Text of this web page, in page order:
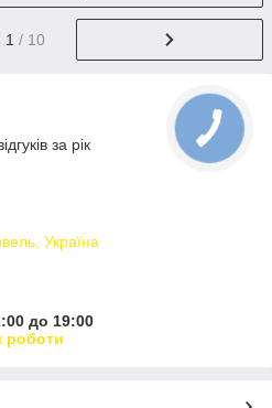
1 / 10
за рік
Україна
до 19:00
роботи